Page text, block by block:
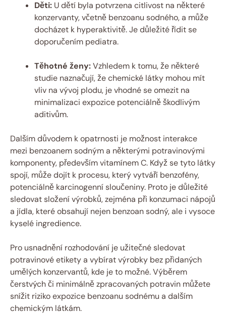
Děti: U dětí byla potvrzena citlivost na některé
konzervanty, včetně benzoanu sodného, a může
docházet k hyperaktivitě. Je důležité řídit se
doporučením pediatra.
Těhotné ženy:Vzhledem k tomu, že některé
studie naznačují, že chemické látky mohou mít
vliv na vývoj plodu, je vhodné se omezit na
minimalizaci expozice potenciálně škodlivým
aditivům.
Dalším důvodem k opatrnosti je možnost interakce
mezi benzoanem sodným a některými potravinovými
komponenty, především vitamínem C. Když se tyto látky
spojí, může dojít k procesu, který vytváří benzofény,
potenciálně karcinogenní sloučeniny. Proto je důležité
sledovat složení výrobků, zejména při konzumaci nápojů
a jídla, které obsahují nejen benzoan sodný, ale i vysoce
kyselé ingredience.
Pro usnadnění rozhodování je užitečné sledovat
potravinové etikety a vybírat výrobky bez přidaných
umělých konzervantů, kde je to možné. Výběrem
čerstvých či minimálně zpracovaných potravin můžete
snížit riziko expozice benzoanu sodnému a dalším
chemickým látkám.